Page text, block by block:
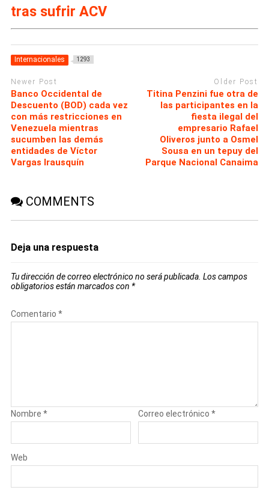
tras sufrir ACV
Internacionales 1293
Newer Post
Banco Occidental de
Descuento (BOD) cada vez
con más restricciones en
Venezuela mientras
sucumben las demás
entidades de Víctor
Vargas Irausquín
Older Post
Titina Penzini fue otra de
las participantes en la
fiesta ilegal del
empresario Rafael
Oliveros junto a Osmel
Sousa en un tepuy del
Parque Nacional Canaima
COMMENTS
Deja una respuesta
Tu dirección de correo electrónico no será publicada. Los campos
obligatorios están marcados con *
Comentario *
Nombre * Correo electrónico*
Web